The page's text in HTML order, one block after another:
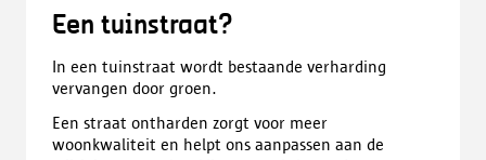
Een tuinstraat?
In een tuinstraat wordt bestaande verharding
vervangen door groen.
Een straat ontharden zorgt voor meer
woonkwaliteit en helpt ons aanpassen aan de